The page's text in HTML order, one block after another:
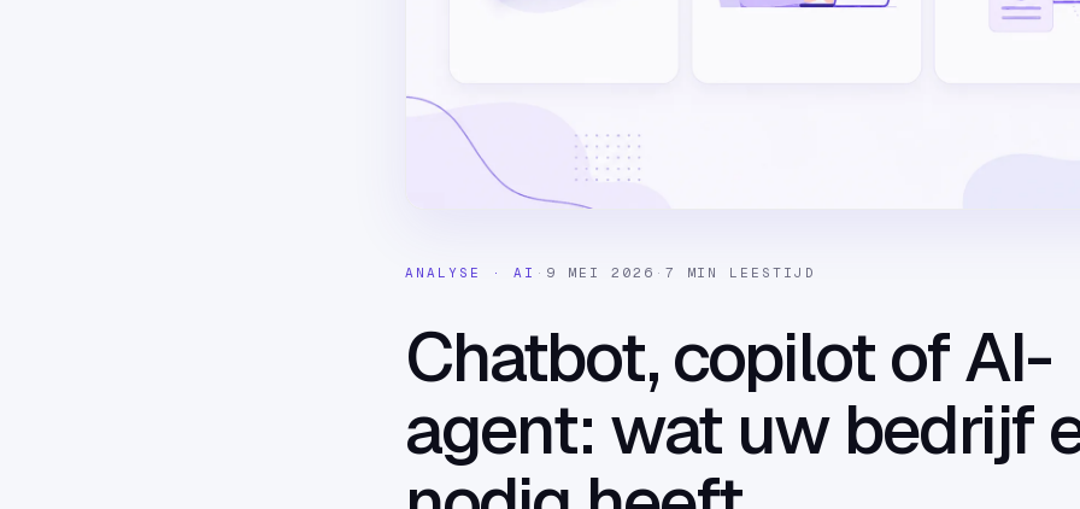
ANALYSE · AI · 9 MEI 2026 · 7 MIN LEESTIJD
Chatbot, copilot of AI-
agent: wat uw bedrijf